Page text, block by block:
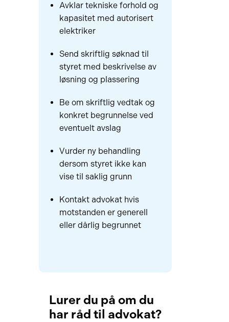
Avklar tekniske forhold og
kapasitet med autorisert
elektriker
Send skriftlig søknad til
styret med beskrivelse av
løsning og plassering
Be om skriftlig vedtak og
konkret begrunnelse ved
eventuelt avslag
Vurder ny behandling
dersom styret ikke kan
vise til saklig grunn
Kontakt advokat hvis
motstanden er generell
eller dårlig begrunnet
Lurer du på om du
har råd til advokat?